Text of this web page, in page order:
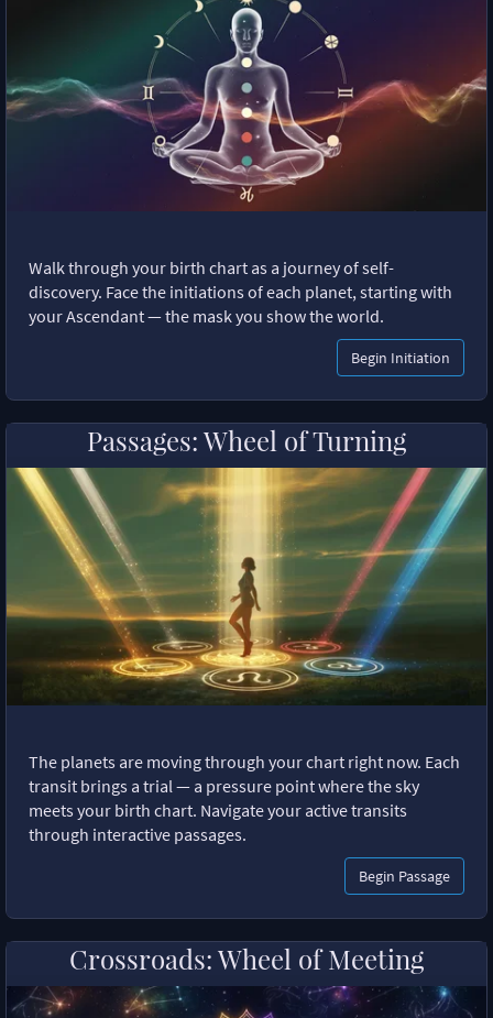
Walk through your birth chart as a journey of self-
discovery. Face the initiations of each planet, starting with
your Ascendant — the mask you show the world.
Begin Initiation
Passages: Wheel of Turning
The planets are moving through your chart right now. Each
transit brings a trial — a pressure point where the sky
meets your birth chart. Navigate your active transits
through interactive passages.
Begin Passage
Crossroads: Wheel of Meeting